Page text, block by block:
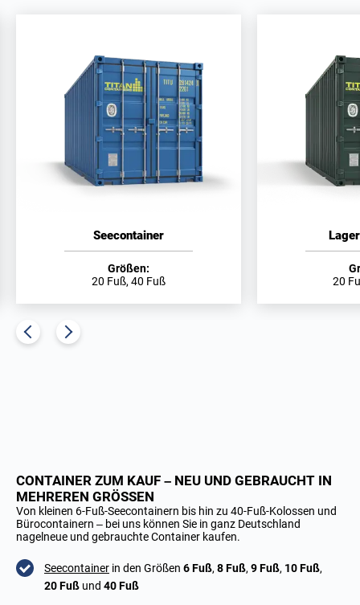
Seecontainer
Größen:
20 Fuß, 40 Fuß
20
CONTAINER ZUM KAUF – NEU UND GEBRAUCHT IN
MEHREREN GRÖSSEN
Von kleinen 6-Fuß-Seecontainern bis hin zu 40-Fuß-Kolossen und
Bürocontainern – bei uns können Sie in ganz Deutschland
nagelneue und gebrauchte Container kaufen.
Seecontainer in den Größen 6 Fuß, 8 Fuß, 9 Fuß, 10 Fuß,
20 Fuß und 40 Fuß